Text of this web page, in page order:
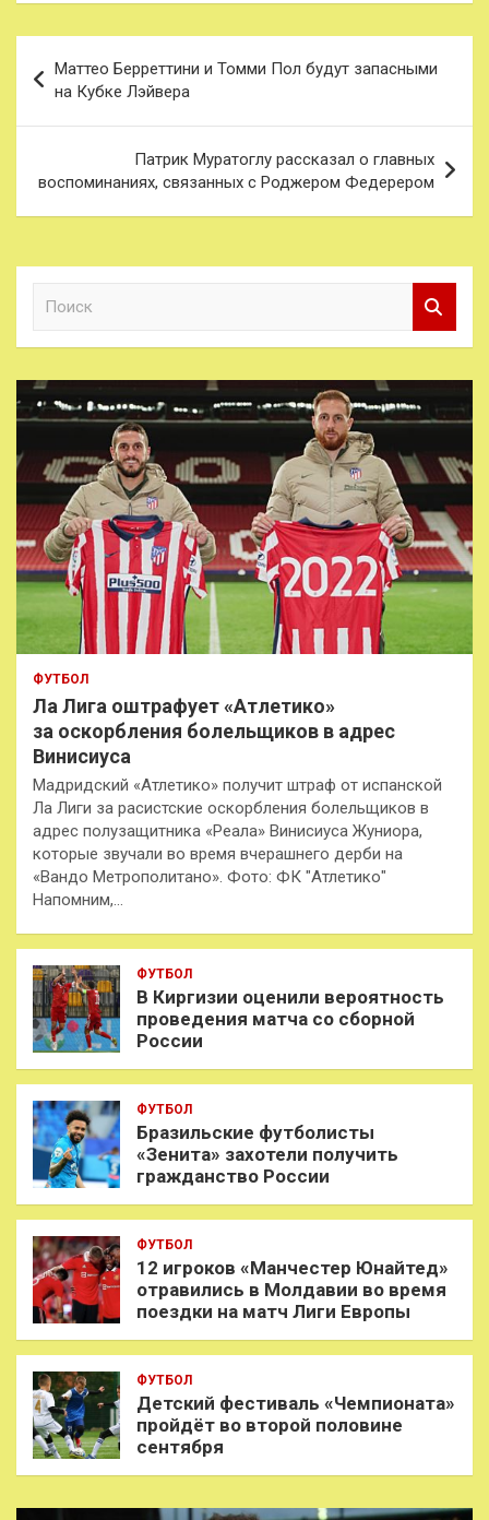
по
записям
Маттео Берреттини и Томми Пол будут запасными
на Кубке Лэйвера
Патрик Муратоглу рассказал о главных
воспоминаниях, связанных с Роджером Федерером
к
ФУТБОЛ
Ла Лига оштрафует «Атлетико»
за оскорбления болельщиков в адрес
Винисиуса
Мадридский «Атлетико» получит штраф от испанской
Ла Лиги за расистские оскорбления болельщиков в
адрес полузащитника «Реала» Винисиуса Жуниора,
которые звучали во время вчерашнего дерби на
«Вандо Метрополитано». Фото: ФК "Атлетико"
Напомним,…
ФУТБОЛ
В Киргизии оценили вероятность
проведения матча со сборной
России
ФУТБОЛ
Бразильские футболисты
«Зенита» захотели получить
гражданство России
ФУТБОЛ
12 игроков «Манчестер Юнайтед»
отравились в Молдавии во время
поездки на матч Лиги Европы
ФУТБОЛ
Детский фестиваль «Чемпионата»
пройдёт во второй половине
сентября